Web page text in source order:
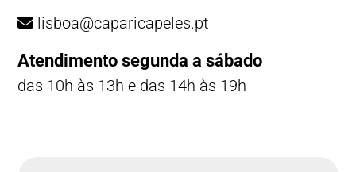
lisboa@caparicapeles.pt
Atendimento segunda a sábado
das 10h às 13h e das 14h às 19h